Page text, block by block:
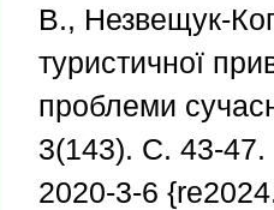
В., Незвещук-
туристичної
проблеми
3(143). С. 43-
2020-3-6